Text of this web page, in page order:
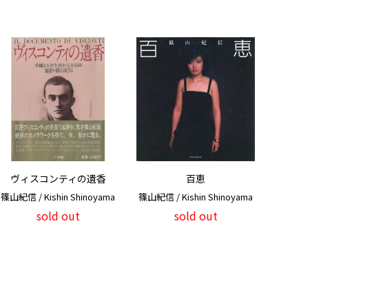
ヴィスコンティの遺香
篠山紀信 / Kishin Shinoyama
sold out
百恵
篠山紀信 / Kishin Shinoyama
sold out